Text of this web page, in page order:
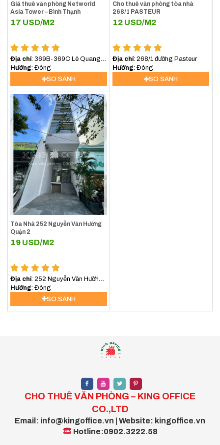
Giá thuê văn phòng Networld
Asia Tower – Bình Thạnh
17 USD/M2
Địa chỉ: 369B-369C Lê Quang
Định, Phường Bình lợi
Trung,TP.HCM
Hướng : Đông
SO SÁNH
Cho thuê văn phòng tòa nhà
268/1 PASTEUR
12 USD/M2
Địa chỉ: 268/1 đường Pasteur
Hướng : Đông
SO SÁNH
Tòa Nhà 252 Nguyễn Văn Hưởng
Quận 2
19 USD/M2
Địa chỉ: 252 Nguyễn Văn Hưởng,
An Khánh, Hồ Chí Minh, Việt Nam
Hướng : Đông
SO SÁNH
CHO THUÊ VĂN PHÒNG – KING OFFICE
CO.,LTD
Email: info@kingoffice.vn | Website: kingoffice.vn
Hotline:0902.3222.58